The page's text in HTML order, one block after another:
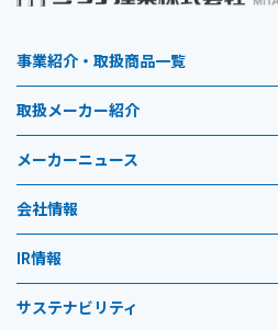
事業紹介・取扱商品一覧
取扱メーカー紹介
メーカーニュース
会社情報
IR情報
サステナビリティ